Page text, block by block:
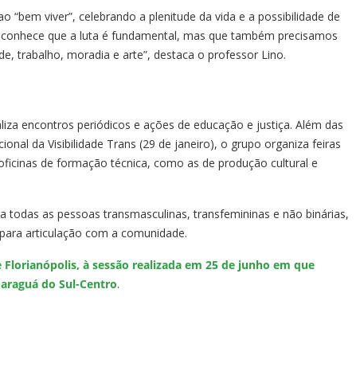
viver”, celebrando a plenitude da vida e a possibilidade de
que a luta é fundamental, mas que também precisamos
trabalho, moradia e arte”, destaca o professor Lino.
encontros periódicos e ações de educação e justiça. Além das
da Visibilidade Trans (29 de janeiro), o grupo organiza feiras
de formação técnica, como as de produção cultural e
as pessoas transmasculinas, transfemininas e não binárias,
articulação com a comunidade.
à sessão realizada em 25 de junho em que
do Sul-Centro.